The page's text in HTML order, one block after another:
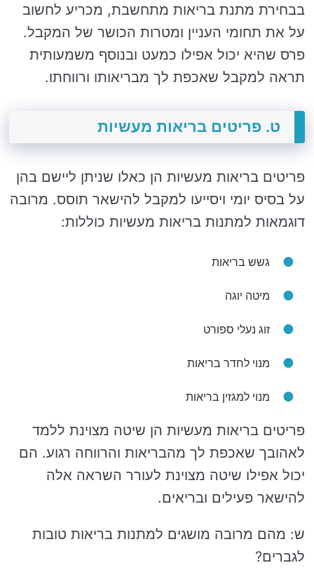
בבחירת מתנת בריאות מתחשבת, מכריע לחשוב
על את תחומי העניין ומטרות הכושר של המקבל.
פרס שהיא יכול אפילו כמעט ובנוסף משמעותית
תראה למקבל שאכפת לך מבריאותו ורווחתו.
ט. פריטים בריאות מעשיות
פריטים בריאות מעשיות הן כאלו שניתן ליישם בהן
על בסיס יומי ויסייעו למקבל להישאר תוסס. מרובה
דוגמאות למתנות בריאות מעשיות כוללות:
גשש בריאות
מיטה יוגה
זוג נעלי ספורט
מנוי לחדר בריאות
מנוי למגזין בריאות
פריטים בריאות מעשיות הן שיטה מצוינת ללמד
לאהובך שאכפת לך מהבריאות והרווחה רגוע. הם
יכול אפילו שיטה מצוינת לעורר השראה אלה
להישאר פעילים ובריאים.
ש: מהם מרובה מושגים למתנות בריאות טובות
לגברים?